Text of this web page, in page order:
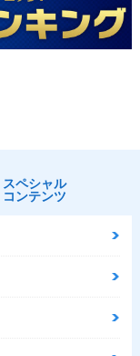
スペシャル
コンテンツ